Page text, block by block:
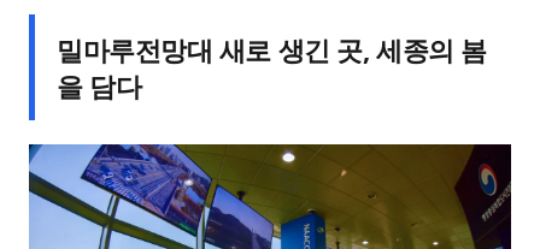
밀마루전망대 새로 생긴 곳, 세종의 봄
을 담다